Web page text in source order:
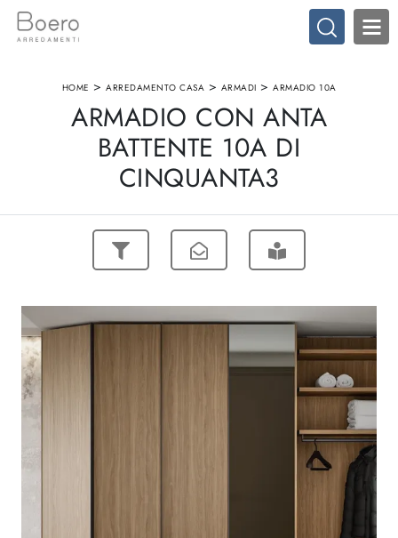
HOME > ARREDAMENTO CASA > ARMADI > ARMADIO 10A
ARMADIO CON ANTA
BATTENTE 10A DI
CINQUANTA3